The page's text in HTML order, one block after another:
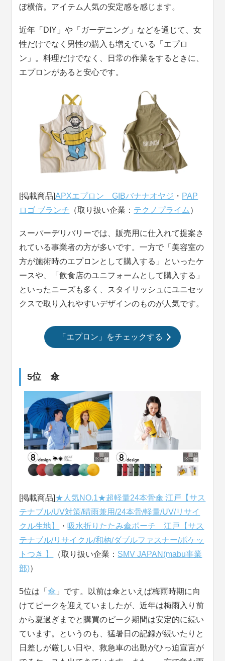
ぼ横倍。アイテム人気の安定感を感じます。
近年「DIY」や「ガーデニング」などを通じて、女
性だけでなく男性の購入も増えている「エプロ
ン」。料理だけでなく、日常の作業をするときに、
エプロンがあると安心です。
[掲載商品]APXエプロン GIBバナナオヤジ ・ PAP
ロゴ ブランチ （取り扱い企業： テクノプライム ）
スーパーデリバリーでは、販売用に仕入れて提案さ
れている事業者の方が多いです。一方で「美容室の
方が施術時のエプロンとして購入する」といったケ
ースや、「飲食店のユニフォームとして購入する」
といったニーズも多く、スタイリッシュにユニセッ
クスで取り入れやすいデザインのものが人気です。
「エプロン」をチェックする
5位 傘
[掲載商品]★人気NO.1★超軽量24本骨傘 江戸【サス
テナブル/UV対策/晴雨兼用/24本骨/軽量/UV/リサイ
クル生地】
・ 吸水折りたたみ傘ポーチ 江戸【サス
テナブル/リサイクル/和柄/ダブルファスナー/ポケッ
トつき 】
（取り扱い企業： SMV JAPAN(mabu事業
部)）
5位は「傘 」です。以前は傘といえば梅雨時期に向
けてピークを迎えていましたが、近年は梅雨入り前
から夏過ぎまでと購買のピーク期間は安定的に続い
ています。というのも、猛暑日の記録が続いたりと
日差しが厳しい日や、救急車の出動がひっ迫宣言が